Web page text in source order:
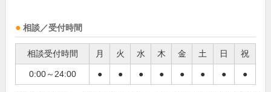
相談／受付時間
相談受付時間 月 火 水 木 金 土 日 祝
0:00～24:00 ● ● ● ● ● ● ● ●